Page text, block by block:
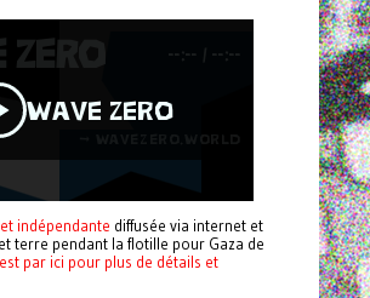
indépendante diffusée via internet et
terre pendant la flotille pour Gaza de
par ici pour plus de détails et